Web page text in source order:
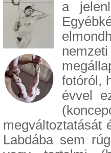
a
fotóról,
évvel
megváltoztatását
Labdába sem